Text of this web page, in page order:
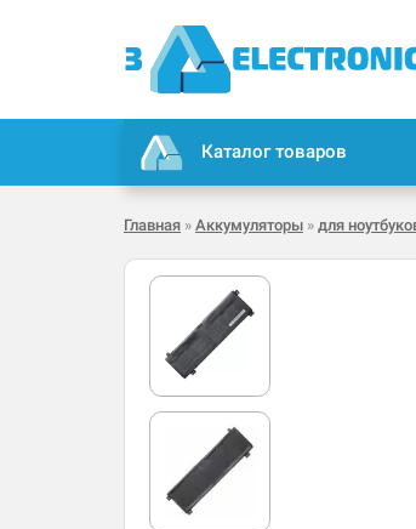
Каталог товаров
Главная » Аккумуляторы » для